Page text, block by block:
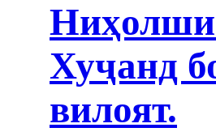
Хуҷанд
вилоят.